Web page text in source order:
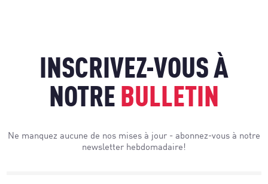
INSCRIVEZ-VOUS À
NOTRE BULLETIN
Ne manquez aucune de nos mises à jour - abonnez-vous à notre
newsletter hebdomadaire!